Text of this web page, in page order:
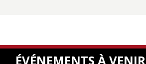
ÉVÉNEMENTS À VENIR